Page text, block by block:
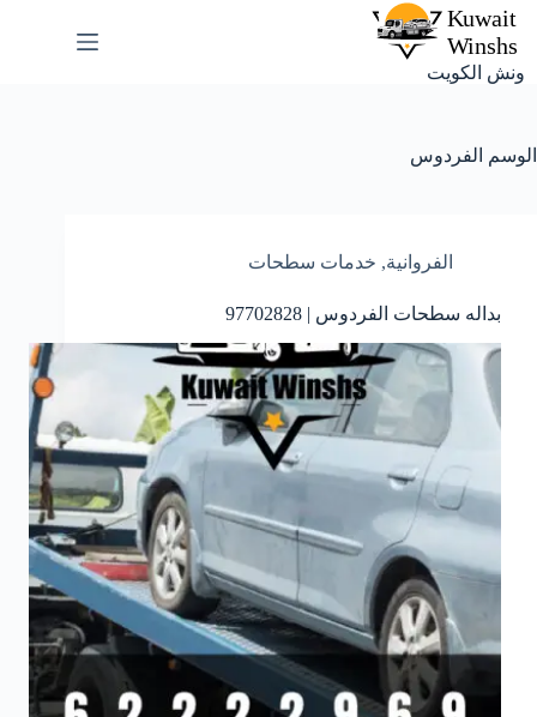
التجاوز
إلى
المحتوى
ونش الكويت
الوسم الفردوس
الفروانية, خدمات سطحات
بداله سطحات الفردوس | 97702828